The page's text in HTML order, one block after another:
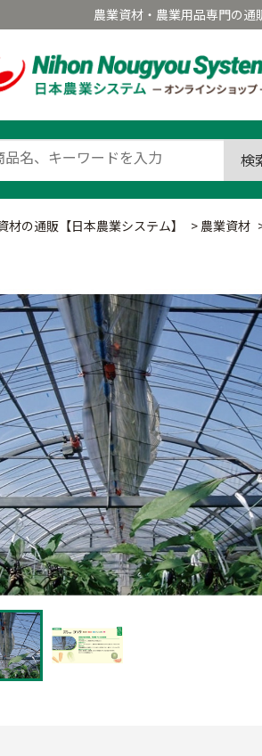
農業資材・農業用品専門の通
検
材の通販【日本農業システム】 > 農業資材